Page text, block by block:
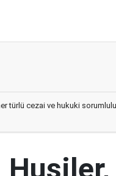
türlü cezai ve hukuki